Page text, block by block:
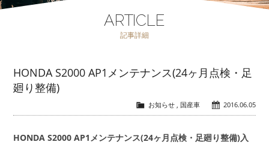
注文販売 ORDER SALES
点検修理・車検 MAINTENANCE
会社概要 COMPANY
ARTICLE
記事詳細
HONDA S2000 AP1メンテナンス(24ヶ月点検・足
廻り整備)
2016.06.05
お知らせ, 国産車
HONDA S2000 AP1メンテナンス(24ヶ月点検・足廻り整備)入